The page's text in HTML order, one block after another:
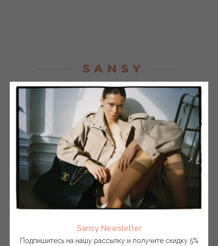
Sansy Newsletter
Подпишитесь на нашу рассылку и получите скидку 5%
Мы с большим трепетом относимся к выбору
материалов для изделий.
Бóльшую часть тканей для пошива мы закупаем
на итальянских стоках, поэтому все изделия
выпускаются в ограниченном количестве.
Любим простые, понятные формы, и иногда по-
своему прочитываем классические и привычные
силуэты, все наши изделия с легкостью миксуются
между собой.
SANSY — проект, просвещенный нашей любви
к одежде.
Главные наши ценности — это актуальность вне
времени, комфорт и высокое качество.